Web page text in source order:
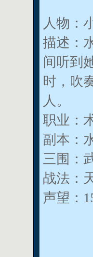
人物：
描述：
间听到
时，吹
人。
职业：
副本：
三围：
战法：
声望：